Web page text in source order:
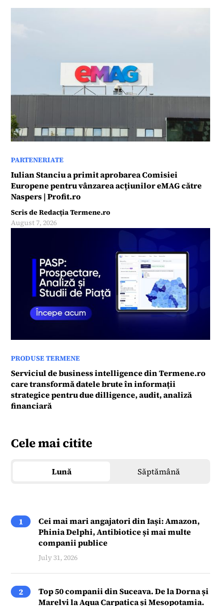
PARTENERIATE
Iulian Stanciu a primit aprobarea Comisiei
Europene pentru vânzarea acțiunilor eMAG către
Naspers | Profit.ro
Scris deRedacția Termene.ro
August 7, 2026
PRODUSE TERMENE
Serviciul de business intelligence din Termene.ro
care transformă datele brute în informații
strategice pentru due dilligence, audit, analiză
financiară
Cele mai citite
Lună Săptămână
1
Cei mai mari angajatori din Iași: Amazon,
Phinia Delphi, Antibiotice și mai multe
companii publice
July 31, 2026
2
Top 50 companii din Suceava. De la Dorna și
Marelvi la Aqua Carpatica și Mesopotamia.